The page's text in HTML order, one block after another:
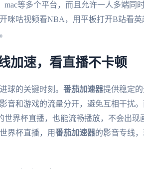
mac等多个平台，而且允许一人多端同
咪咕视频看NBA，用平板打开B站看
加速，看直播不卡顿
球的关键时刻。 番茄加速器提供稳定
音和游戏的流量分开，避免互相干扰
世界杯直播，也能流畅播放，不会出现
界杯直播，用番茄加速器的影音专线